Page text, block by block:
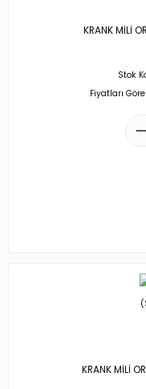
KRANK MİLİ
Stok
Fiyatları
KRANK MİLİ